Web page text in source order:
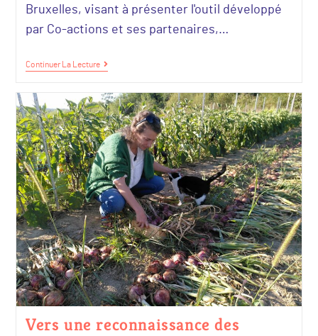
Bruxelles, visant à présenter l'outil développé
par Co-actions et ses partenaires,…
Continuer La Lecture
Vers une reconnaissance des